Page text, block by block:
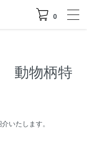
0
動物柄特
いたします。